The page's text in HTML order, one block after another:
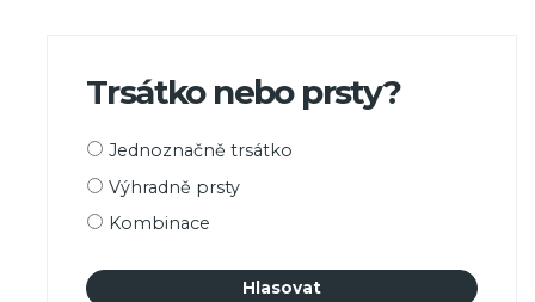
Trsátko nebo prsty?
Možnosti
Jednoznačně trsátko
Výhradně prsty
Kombinace